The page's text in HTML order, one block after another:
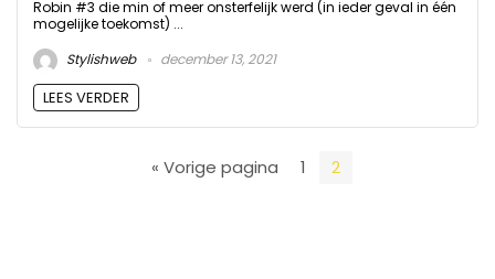
Robin #3 die min of meer onsterfelijk werd (in ieder geval in één
mogelijke toekomst) ...
Stylishweb
december 13, 2021
LEES VERDER
« Vorige pagina 1 2